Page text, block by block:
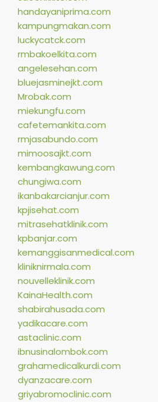
handayaniprima.com
kampungmakan.com
luckycatck.com
rmbakoelkita.com
angelesehan.com
bluejasminejkt.com
Mrobak.com
miekungfu.com
cafetemankita.com
rmjasabundo.com
mimoosajkt.com
kembangkawung.com
chungiwa.com
ikanbakarcianjur.com
kpjisehat.com
mitrasehatklinik.com
kpbanjar.com
kemanggisanmedical.com
kliniknirmala.com
nouvelleklinik.com
KainaHealth.com
shabirahusada.com
yadikacare.com
astaclinic.com
ibnusinalombok.com
grahamedicalkurdi.com
dyanzacare.com
griyabromoclinic.com